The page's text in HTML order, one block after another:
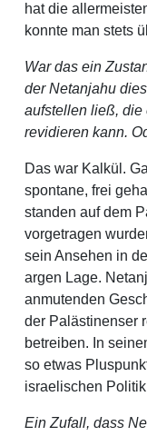
hat die
konnte man stets
War das ein
der Netanjahu
aufstellen ließ, die
revidieren kann.
Das war Kalkül.
spontane, frei
standen auf dem
vorgetragen
sein Ansehen in
argen Lage.
anmutenden
der Palästinenser
betreiben. In
so etwas
israelischen
Ein Zufall, dass